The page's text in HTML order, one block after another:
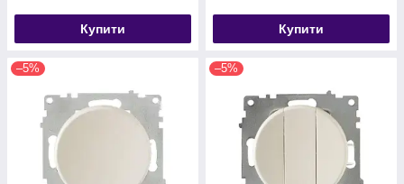
Купити Купити
–5% –5%